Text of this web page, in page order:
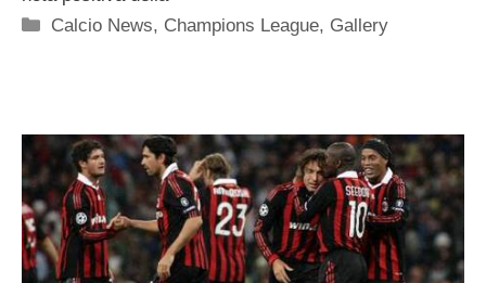
Categorie
Calcio News, Champions League, Gallery